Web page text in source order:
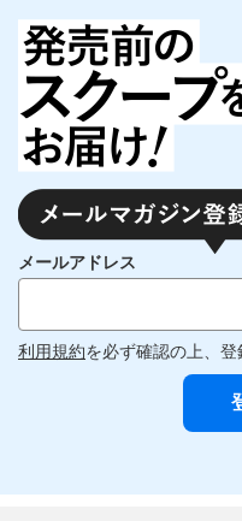
メールアドレス
利用規約を必ず確認の上、登